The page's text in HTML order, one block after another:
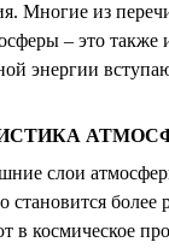
Многие из
– это также
энергии
слои
космическое